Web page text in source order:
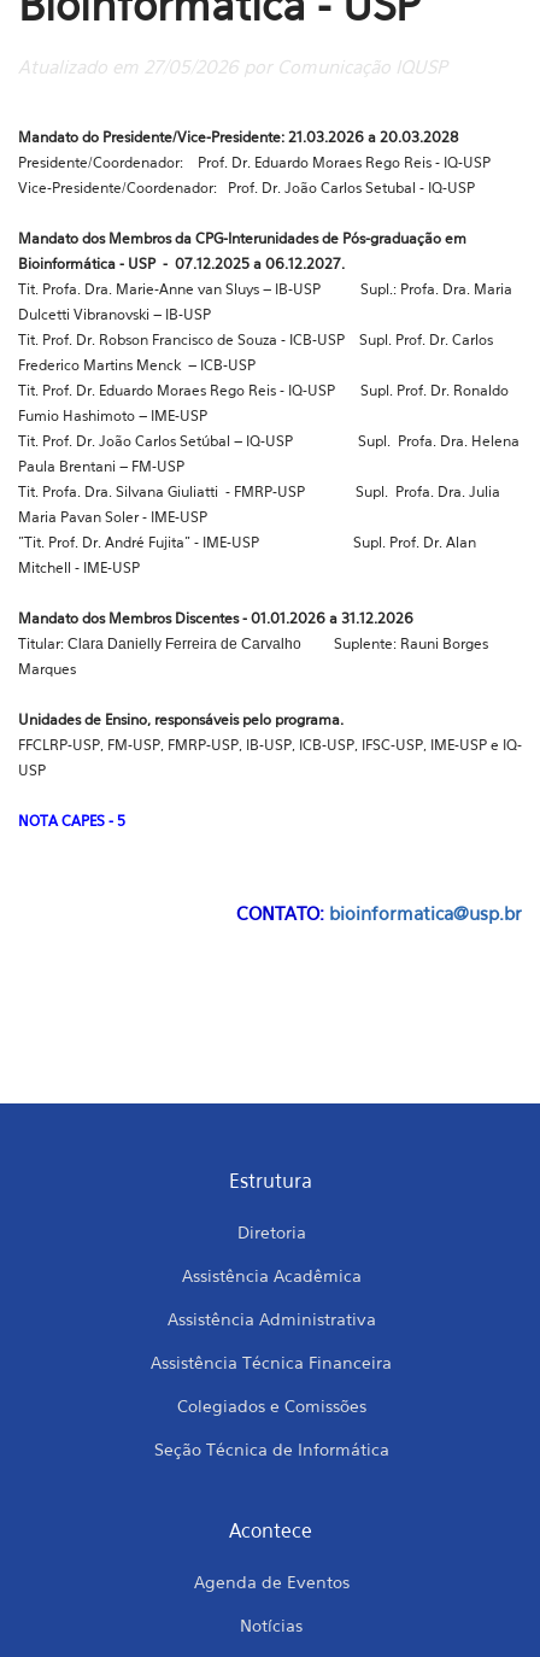
Atualizado em 27/05/2026 por Comunicação IQUSP
Mandato do Presidente/Vice-Presidente: 21.03.2026 a 20.03.2028
Presidente/Coordenador: Prof. Dr. Eduardo Moraes Rego Reis - IQ-USP
Vice-Presidente/Coordenador: Prof. Dr. João Carlos Setubal - IQ-USP
Mandato dos Membros da CPG-Interunidades de Pós-graduação em
Bioinformática - USP - 07.12.2025 a 06.12.2027.
Tit. Profa. Dra. Marie-Anne van Sluys – IB-USP Supl.: Profa. Dra. Maria
Dulcetti Vibranovski – IB-USP
Tit. Prof. Dr. Robson Francisco de Souza - ICB-USP Supl. Prof. Dr. Carlos
Frederico Martins Menck – ICB-USP
Tit. Prof. Dr. Eduardo Moraes Rego Reis - IQ-USP Supl. Prof. Dr. Ronaldo
Fumio Hashimoto – IME-USP
Tit. Prof. Dr. João Carlos Setúbal – IQ-USP Supl. Profa. Dra. Helena
Paula Brentani – FM-USP
Tit. Profa. Dra. Silvana Giuliatti - FMRP-USP Supl. Profa. Dra. Julia
Maria Pavan Soler - IME-USP
Tit. Prof. Dr. André Fujita - IME-USP Supl. Prof. Dr. Alan
Mitchell - IME-USP
Mandato dos Membros Discentes - 01.01.2026 a 31.12.2026
Titular: Clara Danielly Ferreira de Carvalho Suplente: Rauni Borges
Marques
Unidades de Ensino, responsáveis pelo programa.
FFCLRP-USP, FM-USP, FMRP-USP, IB-USP, ICB-USP, IFSC-USP, IME-USP e IQ-
USP
NOTA CAPES - 5
CONTATO: bioinformatica@usp.br
Estrutura
Diretoria
Assistência Acadêmica
Assistência Administrativa
Assistência Técnica Financeira
Colegiados e Comissões
Seção Técnica de Informática
Acontece
Agenda de Eventos
Notícias